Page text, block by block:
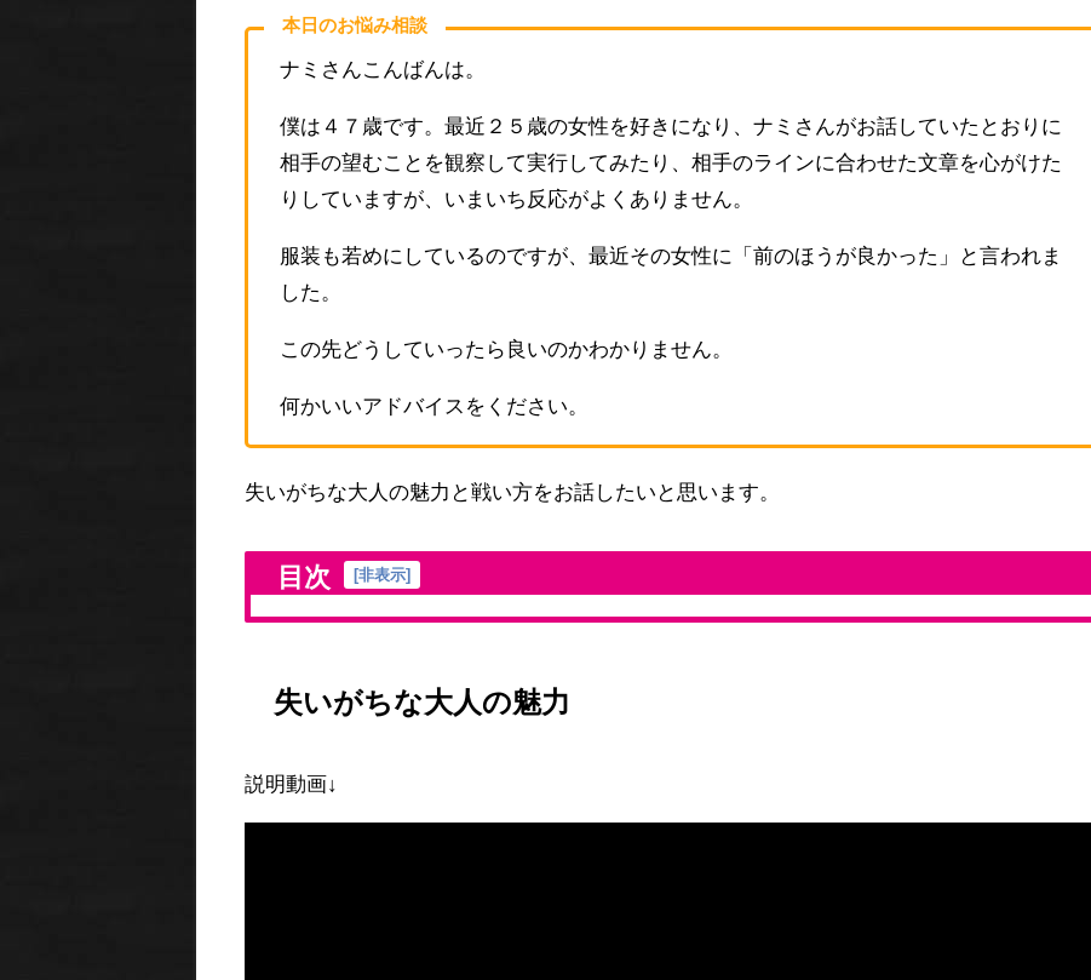
本日のお悩み相談
ナミさんこんばんは。
僕は４７歳です。最近２５歳の女性を好きになり、ナミさんがお話していたとおりに
相手の望むことを観察して実行してみたり、相手のラインに合わせた文章を心がけた
りしていますが、いまいち反応がよくありません。
服装も若めにしているのですが、最近その女性に「前のほうが良かった」と言われま
した。
この先どうしていったら良いのかわかりません。
何かいいアドバイスをください。
失いがちな大人の魅力と戦い方をお話したいと思います。
目次 [非表示]
失いがちな大人の魅力
説明動画↓